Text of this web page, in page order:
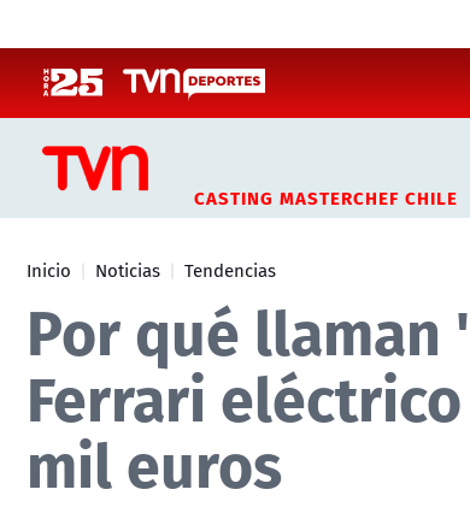
CASTING MASTERCHEF CHILE
Inicio Noticias Tendencias
Por qué llaman
Ferrari
mil euros